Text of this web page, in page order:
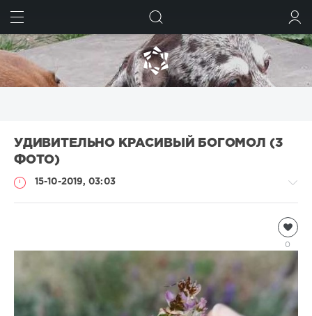
УДИВИТЕЛЬНО КРАСИВЫЙ БОГОМОЛ (3
ФОТО)
15-10-2019, 03:03
0